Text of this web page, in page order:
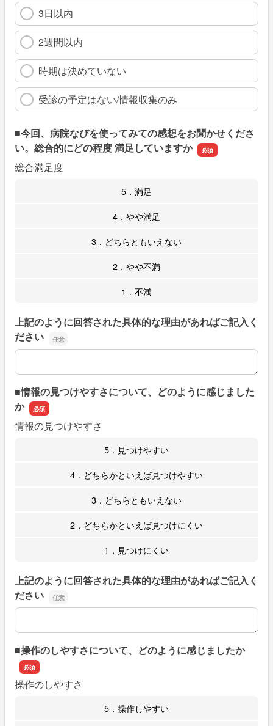
3日以内
2週間以内
時期は決めていない
受診の予定はない/情報収集のみ
■今回、病院なびを使ってみての感想をお聞かせくださ
い。総合的にどの程度 満足していますか
総合満足度
5．満足
4．やや満足
3．どちらともいえない
2．やや不満
1．不満
上記のように回答された具体的な理由があればご記入く
ださい
上記のように回答された具体的な理由があればご記入くだ
■情報の見つけやすさについて、どのように感じました
か
情報の見つけやすさ
5．見つけやすい
4．どちらかといえば見つけやすい
3．どちらともいえない
2．どちらかといえば見つけにくい
1．見つけにくい
上記のように回答された具体的な理由があればご記入く
ださい
上記のように回答された具体的な理由があればご記入くだ
■操作のしやすさについて、どのように感じましたか
操作のしやすさ
5．操作しやすい